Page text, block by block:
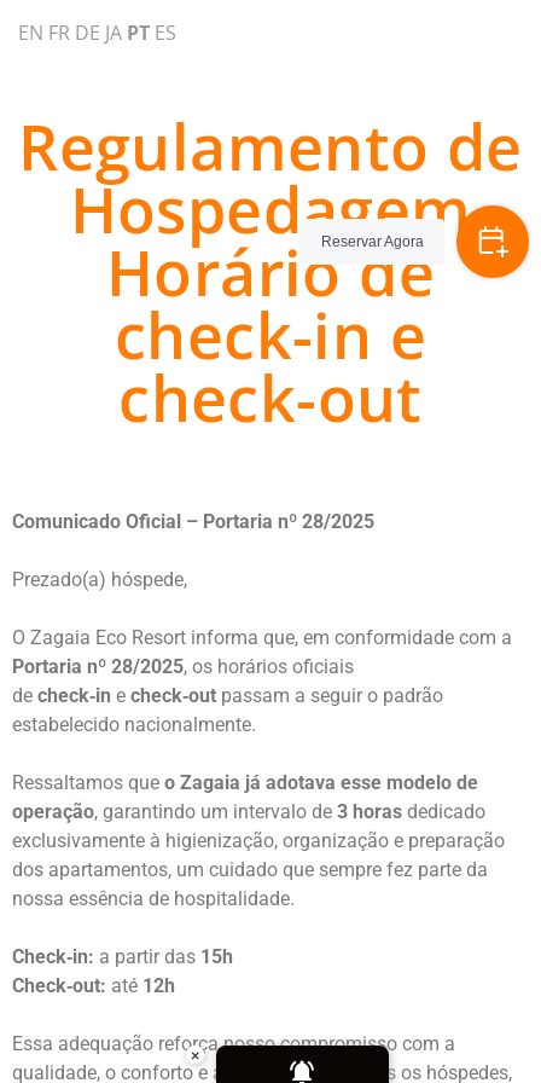
Regulamento de
Hospedagem
Horário de
check-in e
check-out
Comunicado Oficial – Portaria nº 28/2025
Prezado(a) hóspede,
O Zagaia Eco Resort informa que, em conformidade com a
Portaria nº 28/2025, os horários oficiais
de check‑in e check‑out passam a seguir o padrão
estabelecido nacionalmente.
Ressaltamos que o Zagaia já adotava esse modelo de
operação, garantindo um intervalo de 3 horas dedicado
exclusivamente à higienização, organização e preparação
dos apartamentos, um cuidado que sempre fez parte da
nossa essência de hospitalidade.
Check‑in: a partir das 15h
Check‑out: até 12h
Essa adequação reforça nosso compromisso com a
qualidade, o conforto e a segurança de todos os hóspedes,
EN FR DE JA PT ES
Reservar Agora
×